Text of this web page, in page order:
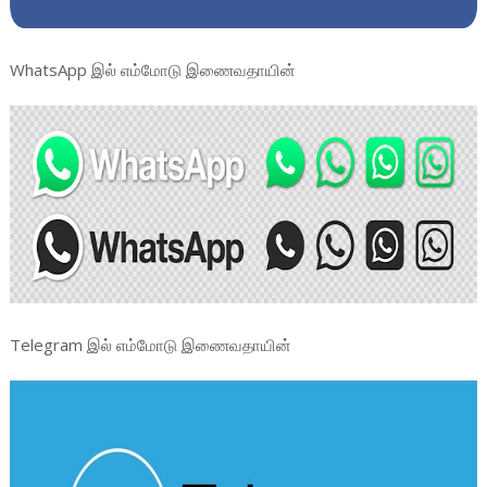
WhatsApp இல் எம்மோடு இணைவதாயின்
Telegram இல் எம்மோடு இணைவதாயின்